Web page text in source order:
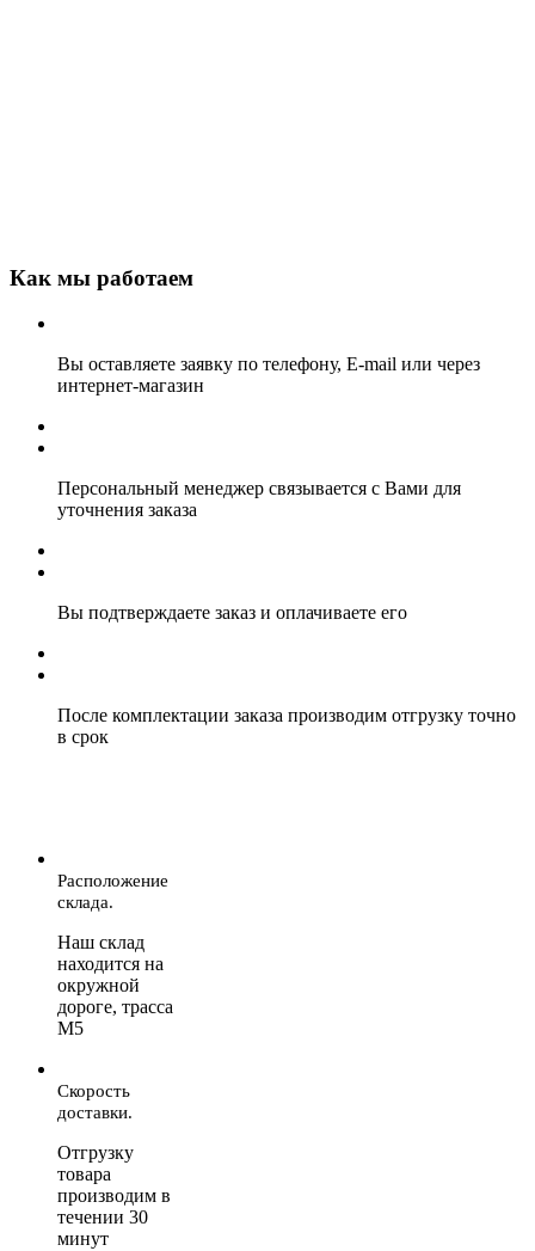
Как мы работаем
Вы оставляете заявку по телефону, E-mail или через
интернет-магазин
Персональный менеджер связывается с Вами для
уточнения заказа
Вы подтверждаете заказ и оплачиваете его
После комплектации заказа производим отгрузку точно
в срок
Расположение
склада.
Наш склад
находится на
окружной
дороге, трасса
М5
Скорость
доставки.
Отгрузку
товара
производим в
течении 30
минут